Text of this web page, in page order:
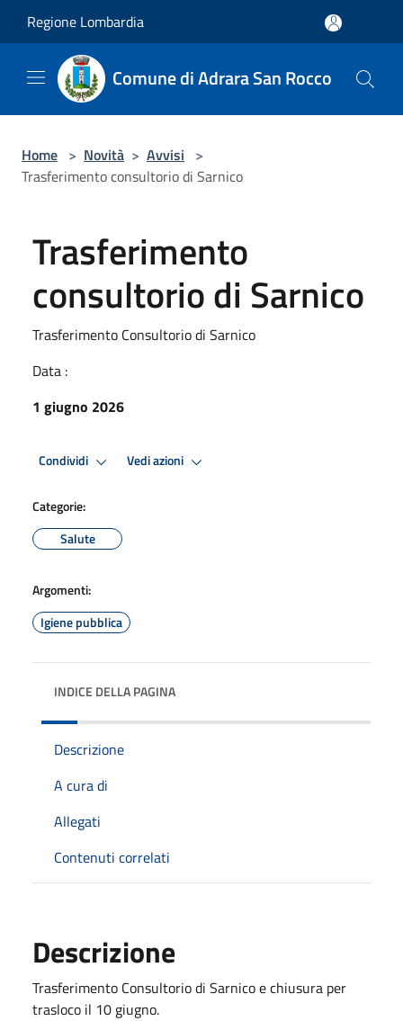
Regione Lombardia
Comune di Adrara San Rocco
Home > Novità > Avvisi >
Trasferimento consultorio di Sarnico
Trasferimento
consultorio di Sarnico
Trasferimento Consultorio di Sarnico
Data :
1 giugno 2026
Condividi Vedi azioni
Categorie:
Salute
Argomenti:
Igiene pubblica
INDICE DELLA PAGINA
Descrizione
A cura di
Allegati
Contenuti correlati
Descrizione
Trasferimento Consultorio di Sarnico e chiusura per
trasloco il 10 giugno.